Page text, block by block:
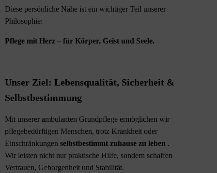
Diese persönliche Nähe ist ein wichtiger Teil unserer
Philosophie:
Pflege mit Herz – für Körper, Geist und Seele.
Unser Ziel: Lebensqualität, Sicherheit &
Selbstbestimmung
Mit unserer ambulanten Grundpflege ermöglichen wir
pflegebedürftigen Menschen, trotz Krankheit oder
Einschränkungen selbstbestimmt zuhause zu leben .
Wir leisten nicht nur praktische Hilfe, sondern schaffen
Vertrauen, Geborgenheit und Stabilität.